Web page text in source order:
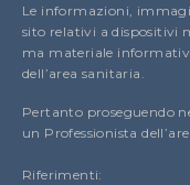
Le informazioni,
sito relativi a dispositivi
ma materiale
dell’area sanitaria.
Pertanto proseguendo
un Professionista
Riferimenti: